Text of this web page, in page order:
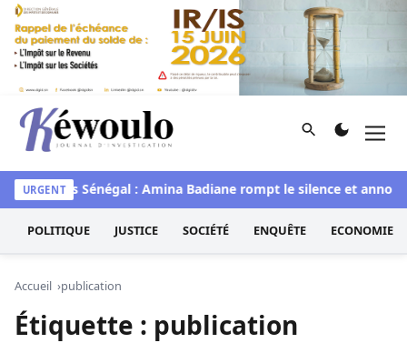
Aller au contenu
Kéwoulo, le premier site d'information et d'investigation
Rechercher
URGENT
Miss Sénégal : Amina Badiane rompt le silence et
POLITIQUE JUSTICE SOCIÉTÉ ENQUÊTE ECONOMIE
Accueil publication
Étiquette : publication